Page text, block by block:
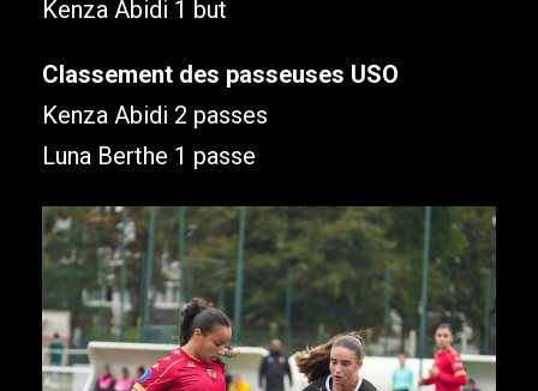
Kenza Abidi 1 but
Classement des passeuses USO
Kenza Abidi 2 passes
Luna Berthe 1 passe